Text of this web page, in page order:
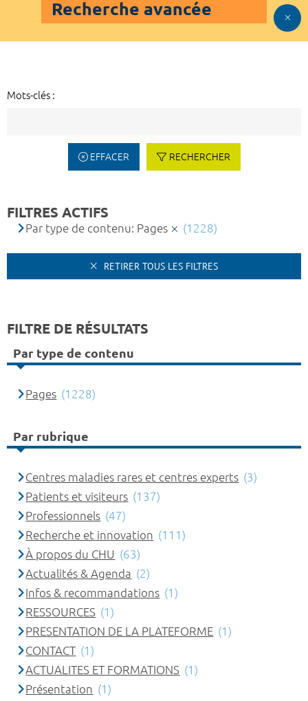
Recherche avancée
Mots-clés :
EFFACER RECHERCHER
FILTRES ACTIFS
Par type de contenu: Pages (1228)
RETIRER TOUS LES FILTRES
FILTRE DE RÉSULTATS
Par type de contenu
Pages (1228)
Par rubrique
Centres maladies rares et centres experts (3)
Patients et visiteurs (137)
Professionnels (47)
Recherche et innovation (111)
À propos du CHU (63)
Actualités & Agenda (2)
Infos & recommandations (1)
RESSOURCES (1)
PRESENTATION DE LA PLATEFORME (1)
CONTACT (1)
ACTUALITES ET FORMATIONS (1)
Présentation (1)